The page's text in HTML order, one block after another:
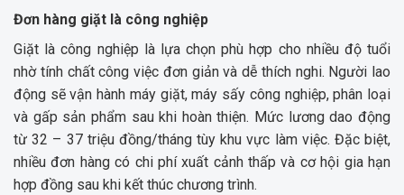
Đơn hàng giặt là công nghiệp
Giặt là công nghiệp là lựa chọn phù hợp cho nhiều độ tuổi
nhờ tính chất công việc đơn giản và dễ thích nghi. Người lao
động sẽ vận hành máy giặt, máy sấy công nghiệp, phân loại
và gấp sản phẩm sau khi hoàn thiện. Mức lương dao động
từ 32 – 37 triệu đồng/tháng tùy khu vực làm việc. Đặc biệt,
nhiều đơn hàng có chi phí xuất cảnh thấp và cơ hội gia hạn
hợp đồng sau khi kết thúc chương trình.